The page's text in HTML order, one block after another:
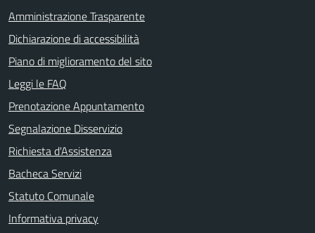
Amministrazione Trasparente
Dichiarazione di accessibilità
Piano di miglioramento del sito
Leggi le FAQ
Prenotazione Appuntamento
Segnalazione Disservizio
Richiesta d'Assistenza
Bacheca Servizi
Statuto Comunale
Informativa privacy